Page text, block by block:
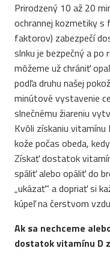
Prirodzený 10 až 20
ochrannej kozmetiky s
faktorov) zabezpečí
slnku je bezpečný a
môžeme už chrániť
podľa druhu našej
minútové vystavenie
slnečnému žiareniu
Kvôli získaniu
kože počas obeda,
Získať dostatok
spáliť alebo opáliť do
„ukázať“ a dopriať si
kúpeľ na čerstvom
Ak sa nechceme
dostatok vitamínu D